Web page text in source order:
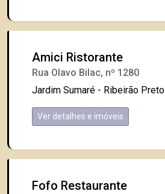
Amici Ristorante
Rua Olavo Bilac, nº 1280
Jardim Sumaré - Ribeirão Preto
Ver detalhes e imóveis
Fofo Restaurante